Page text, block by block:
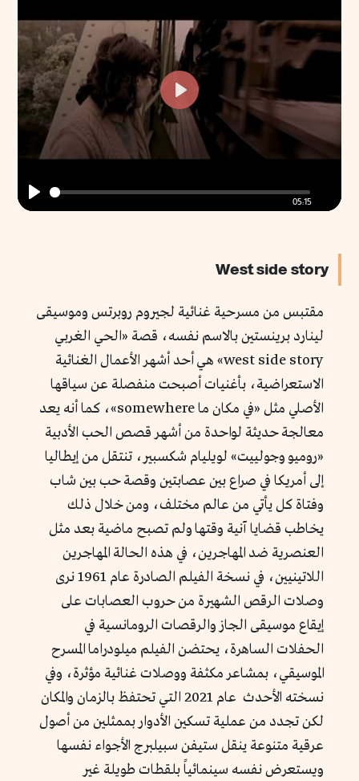
Play
05:15
Play
West side story
مقتبس من مسرحية غنائية لجيروم روبرتس وموسيقى
لينارد برينستين بالاسم نفسه، قصة «الحي الغربي
west side story» هي أحد أشهر الأعمال الغنائية
الاستعراضية، بأغنيات أصبحت منفصلة عن سياقها
الأصلي مثل «في مكان ما somewhere»، كما أنه يعد
معالجة حديثة لواحدة من أشهر قصص الحب الأدبية
«روميو وجولييت» لويليام شكسبير، تنتقل من إيطاليا
إلى أمريكا في صراع بين عصابتين وقصة حب بين شاب
وفتاة كل يأتي من عالم مختلف، ومن خلال ذلك
يخاطب قضايا آنية وقتها ولم تصبح ماضية بعد مثل
العنصرية ضد المهاجرين، في هذه الحالة المهاجرين
اللاتينيين، في نسخة الفيلم الصادرة عام 1961 نرى
وصلات الرقص الشهيرة من حروب العصابات على
إيقاع موسيقى الجاز والرقصات الرومانسية في
الحفلات الساهرة، يحتضن الفيلم ميلودراما المسرح
الموسيقي، بمشاعر مكثفة ووصلات غنائية مؤثرة، وفي
نسخته الأحدث عام 2021 التي تحتفظ بالزمان والمكان
لكن تجدد من عملية تسكين الأدوار بممثلين من أصول
عرقية متنوعة ينقل ستيفن سبيلبرج الأجواء نفسها
ويستعرض نفسه سينمائياً بلقطات طويلة غير